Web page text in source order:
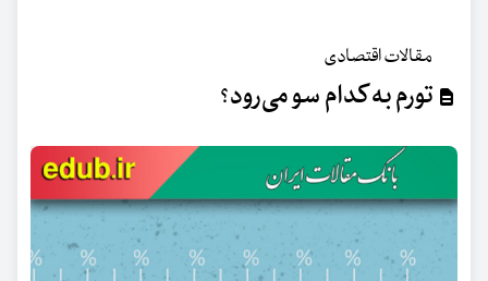
مقالات اقتصادی
تورم به کدام سو می‌رود؟